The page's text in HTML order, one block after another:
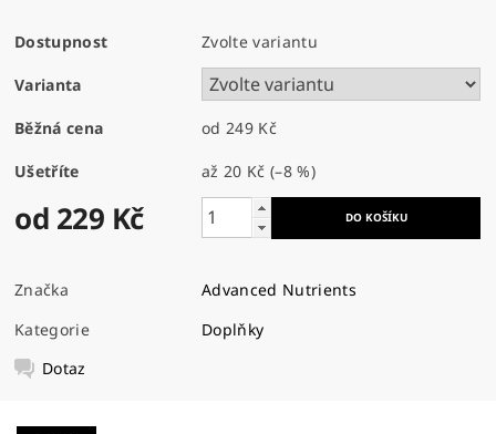
Dostupnost Zvolte variantu
Varianta
Běžná cena od 249 Kč
Ušetříte až 20 Kč (–8 %)
od 229 Kč
Značka
Advanced Nutrients
Kategorie
Doplňky
Dotaz